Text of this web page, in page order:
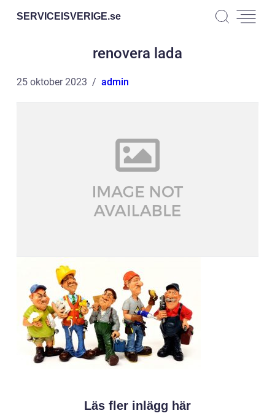
SERVICEISVERIGE.se
renovera lada
25 oktober 2023 admin
Läs fler inlägg här